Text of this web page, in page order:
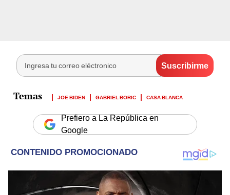
JOE BIDEN GABRIEL BORIC CASA BLANCA
Prefiero a La República en
Google